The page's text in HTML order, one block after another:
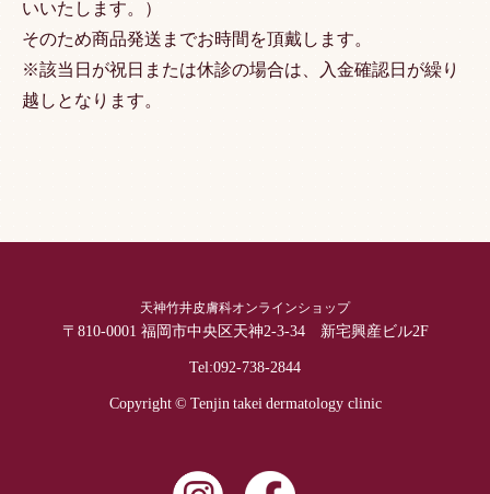
いいたします。）
そのため商品発送までお時間を頂戴します。
※該当日が祝日または休診の場合は、入金確認日が繰り
越しとなります。
天神竹井皮膚科オンラインショップ
〒810-0001 福岡市中央区天神2-3-34 新宅興産ビル2F
Tel:092-738-2844
Copyright © Tenjin takei dermatology clinic